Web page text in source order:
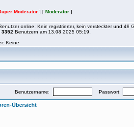
Moderator ] [ Moderator ]
online: Kein registrierter, kein versteckter und 49
3352 Benutzern am 13.08.2025 05:19.
Keine
Benutzername: Passwort:
Übersicht